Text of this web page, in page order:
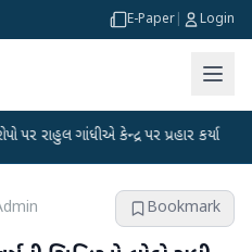
E-Paper Login
ગાંધીએ કેન્દ્ર પર પ્રહાર કર્યા ●
Bookmark